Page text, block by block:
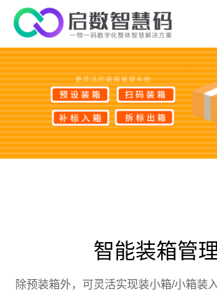
Previous
智能装箱管理
除预装箱外，可灵活实现装小箱/小箱装